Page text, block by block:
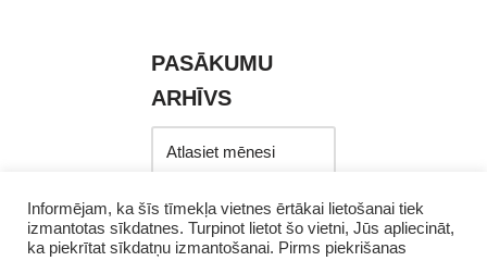
PASĀKUMU
ARHĪVS
Informējam, ka šīs tīmekļa vietnes ērtākai lietošanai tiek
izmantotas sīkdatnes. Turpinot lietot šo vietni, Jūs apliecināt,
ka piekrītat sīkdatņu izmantošanai. Pirms piekrišanas